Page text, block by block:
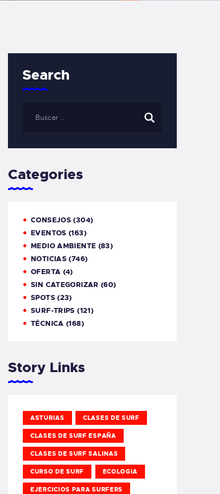
Search
Categories
CONSEJOS (304)
EVENTOS (163)
MEDIO AMBIENTE (83)
NOTICIAS (746)
OFERTA (4)
SIN CATEGORIZAR (60)
SPOTS(23)
SURF-TRIPS (121)
TÉCNICA (168)
Story Links
ASTURIAS CLASES DE SURF
CLASES DE SURF ESPAÑA
CLASES DE SURF SALINAS
CURSO DE SURF ECOLOGIA
EJERCICIOS PARA SURFERS